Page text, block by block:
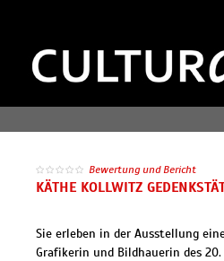
Bewertung und Bericht
KÄTHE KOLLWITZ
Sie erleben in der Ausstellung
Grafikerin und Bildhauerin des